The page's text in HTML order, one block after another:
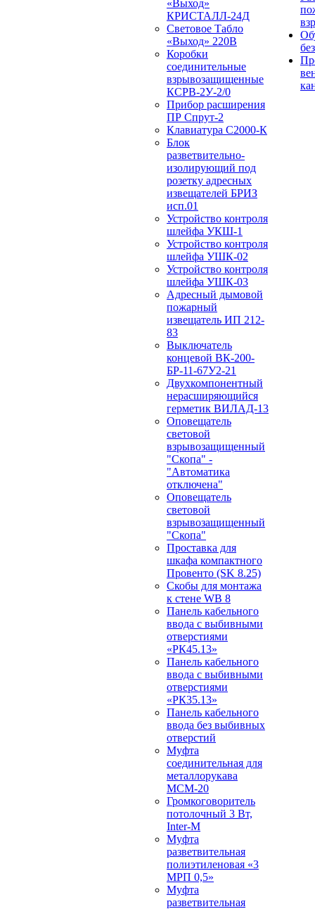
«Выход»
КРИСТАЛЛ-24Д
Световое Табло
«Выход» 220В
Коробки
соединительные
взрывозащищенные
КСРВ-2У-2/0
Прибор расширения
ПР Спрут-2
Клавиатура С2000-К
Блок
разветвительно-
изолирующий под
розетку адресных
извещателей БРИЗ
исп.01
Устройство контроля
шлейфа УКШ-1
Устройство контроля
шлейфа УШК-02
Устройство контроля
шлейфа УШК-03
Адресный дымовой
пожарный
извещатель ИП 212-
83
Выключатель
концевой ВК-200-
БР-11-67У2-21
Двухкомпонентный
нерасширяющийся
герметик ВИЛАД-13
Оповещатель
световой
взрывозащищенный
"Скопа" -
"Автоматика
отключена"
Оповещатель
световой
взрывозащищенный
"Скопа"
Проставка для
шкафа компактного
Провенто (SK 8.25)
Скобы для монтажа
к стене WB 8
Панель кабельного
ввода с выбивными
отверстиями
«РК45.13»
Панель кабельного
ввода с выбивными
отверстиями
«РК35.13»
Панель кабельного
ввода без выбивных
отверстий
Муфта
соединительная для
металлорукава
МСМ-20
Громкоговоритель
потолочный 3 Вт,
Inter-M
Муфта
разветвительная
полиэтиленовая «3
МРП 0,5»
Муфта
разветвительная